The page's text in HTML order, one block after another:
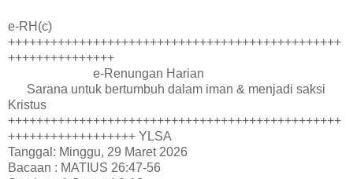
e-RH(c)
+++++++++++++++++++++++++++++++++++++++++++++++
+++++++++++++++
e-Renungan Harian
Sarana untuk bertumbuh dalam iman & menjadi saksi
Kristus
+++++++++++++++++++++++++++++++++++++++++++++++
++++++++++++++++++ YLSA
Tanggal: Minggu, 29 Maret 2026
Bacaan : MATIUS 26:47-56